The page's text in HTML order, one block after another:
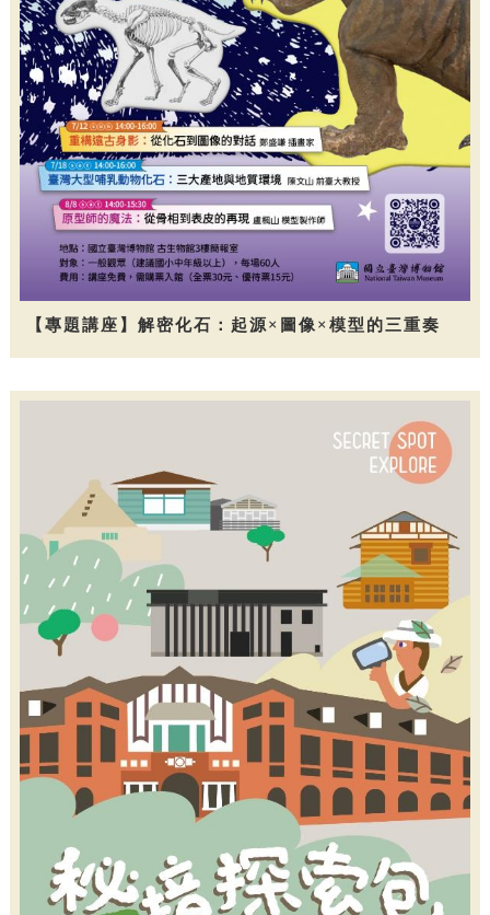
【專題講座】解密化石：起源×圖像×模型的三重奏